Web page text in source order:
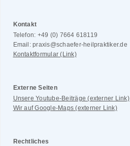
Kontakt
Telefon: +49 (0) 7664 618119
Email: praxis@schaefer-heilpraktiker.de
Kontaktformular (Link)
Externe Seiten
Unsere Youtube-Beiträge (externer Link)
Wir auf Google-Maps (externer Link)
Rechtliches